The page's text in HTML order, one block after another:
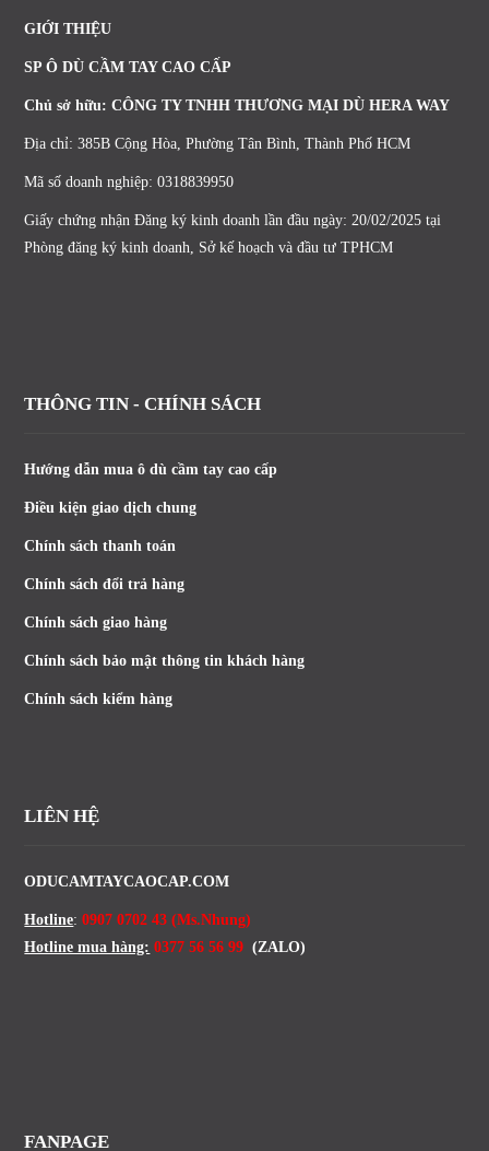
GIỚI THIỆU
SP Ô DÙ CẦM TAY CAO CẤP
Chủ sở hữu: CÔNG TY TNHH THƯƠNG MẠI DÙ HERA WAY
Địa chỉ: 385B Cộng Hòa, Phường Tân Bình, Thành Phố HCM
Mã số doanh nghiệp: 0318839950
Giấy chứng nhận Đăng ký kinh doanh lần đầu ngày: 20/02/2025 tại
Phòng đăng ký kinh doanh, Sở kế hoạch và đầu tư TPHCM
THÔNG TIN - CHÍNH SÁCH
Hướng dẫn mua ô dù cầm tay cao cấp
Điều kiện giao dịch chung
Chính sách thanh toán
Chính sách đổi trả hàng
Chính sách giao hàng
Chính sách bảo mật thông tin khách hàng
Chính sách kiểm hàng
LIÊN HỆ
ODUCAMTAYCAOCAP.COM
Hotline:0907 0702 43 (Ms.Nhung)
Hotline mua hàng: 0377 56 56 99 (ZALO)
FANPAGE